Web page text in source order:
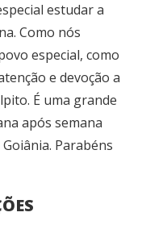
estudar a
Como nós
especial, como
e devoção a
É uma grande
após semana
Parabéns